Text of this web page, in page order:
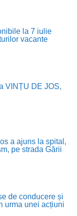
la 7 iulie
vacante
VINȚU DE JOS,
a ajuns la spital,
pe strada Gării
de conducere și
urma unei acțiuni